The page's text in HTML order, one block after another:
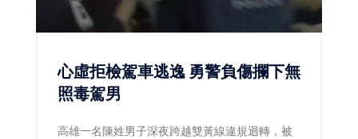
心虛拒檢駕車逃逸 勇警負傷攔下無
照毒駕男
高雄一名陳姓男子深夜跨越雙黃線違規迴轉，被